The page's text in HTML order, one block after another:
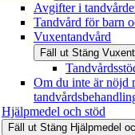
Avgifter i
Tandvård för barn
Vuxentandvård
Fäll ut Stäng
Om du inte är nöjd
Hjälpmedel och stöd
Fäll ut Stäng Hjälpmedel